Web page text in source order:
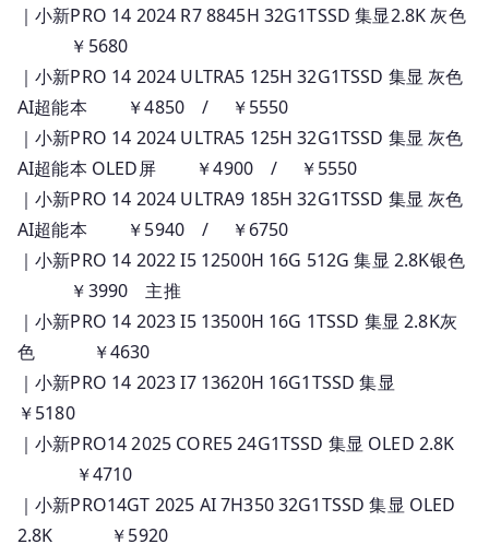
｜小新PRO 14 2024 R7 8845H 32G1TSSD 集显2.8K 灰色
￥5680
｜小新PRO 14 2024 ULTRA5 125H 32G1TSSD 集显 灰色
AI超能本 ￥4850 / ￥5550
｜小新PRO 14 2024 ULTRA5 125H 32G1TSSD 集显 灰色
AI超能本 OLED屏 ￥4900 / ￥5550
｜小新PRO 14 2024 ULTRA9 185H 32G1TSSD 集显 灰色
AI超能本 ￥5940 / ￥6750
｜小新PRO 14 2022 I5 12500H 16G 512G 集显 2.8K银色
￥3990 主推
｜小新PRO 14 2023 I5 13500H 16G 1TSSD 集显 2.8K灰
色 ￥4630
｜小新PRO 14 2023 I7 13620H 16G1TSSD 集显
￥5180
｜小新PRO14 2025 CORE5 24G1TSSD 集显 OLED 2.8K
￥4710
｜小新PRO14GT 2025 AI 7H350 32G1TSSD 集显 OLED
2.8K ￥5920